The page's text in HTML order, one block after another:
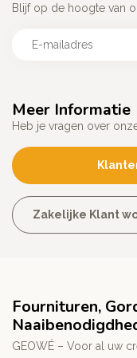
Meer Informatie
Heb je vragen over
Zakelijke Klant
Blijf op de hoogte van
Fournituren,
GEOWÉ – Voor al uw